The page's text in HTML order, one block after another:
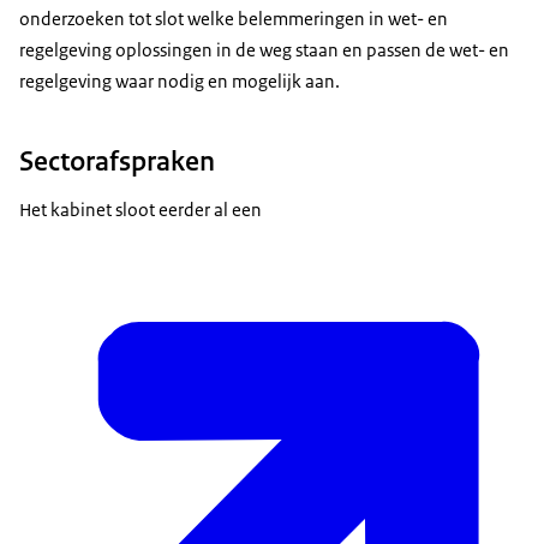
onderzoeken tot slot welke belemmeringen in wet- en
regelgeving oplossingen in de weg staan en passen de wet- en
regelgeving waar nodig en mogelijk aan.
Sectorafspraken
Het kabinet sloot eerder al een